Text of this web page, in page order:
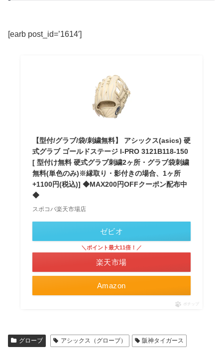
[earb post_id=’1614′]
【型付/グラブ/袋/刺繍無料】 アシックス(asics) 硬
式グラブ ゴールドステージ I-PRO 3121B118-150
[ 型付け無料 硬式グラブ刺繍2ヶ所・グラブ袋刺繍
無料(単色のみ)※縁取り・影付きの場合、1ヶ所
+1100円(税込)] ◆MAX200円OFFクーポン配布中
◆
スポコバ楽天市場店
Amazon
＼ポイント最大11倍！／
楽天市場
ゼビオ
ポチップ
グローブ アシックス（グローブ） 阪神タイガース